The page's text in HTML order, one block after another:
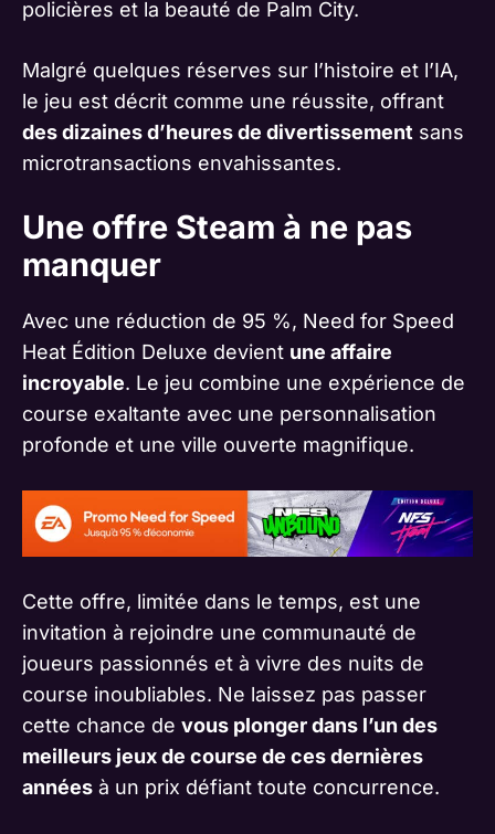
policières et la beauté de Palm City.
Malgré quelques réserves sur l’histoire et l’IA,
le jeu est décrit comme une réussite, offrant
des dizaines d’heures de divertissement sans
microtransactions envahissantes.
Une offre Steam à ne pas
manquer
Avec une réduction de 95 %, Need for Speed
Heat Édition Deluxe devient une affaire
incroyable. Le jeu combine une expérience de
course exaltante avec une personnalisation
profonde et une ville ouverte magnifique.
Cette offre, limitée dans le temps, est une
invitation à rejoindre une communauté de
joueurs passionnés et à vivre des nuits de
course inoubliables. Ne laissez pas passer
cette chance de vous plonger dans l’un des
meilleurs jeux de course de ces dernières
années à un prix défiant toute concurrence.